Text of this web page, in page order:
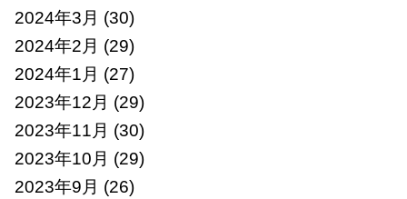
2024年3月 (30)
2024年2月 (29)
2024年1月 (27)
2023年12月 (29)
2023年11月 (30)
2023年10月 (29)
2023年9月 (26)